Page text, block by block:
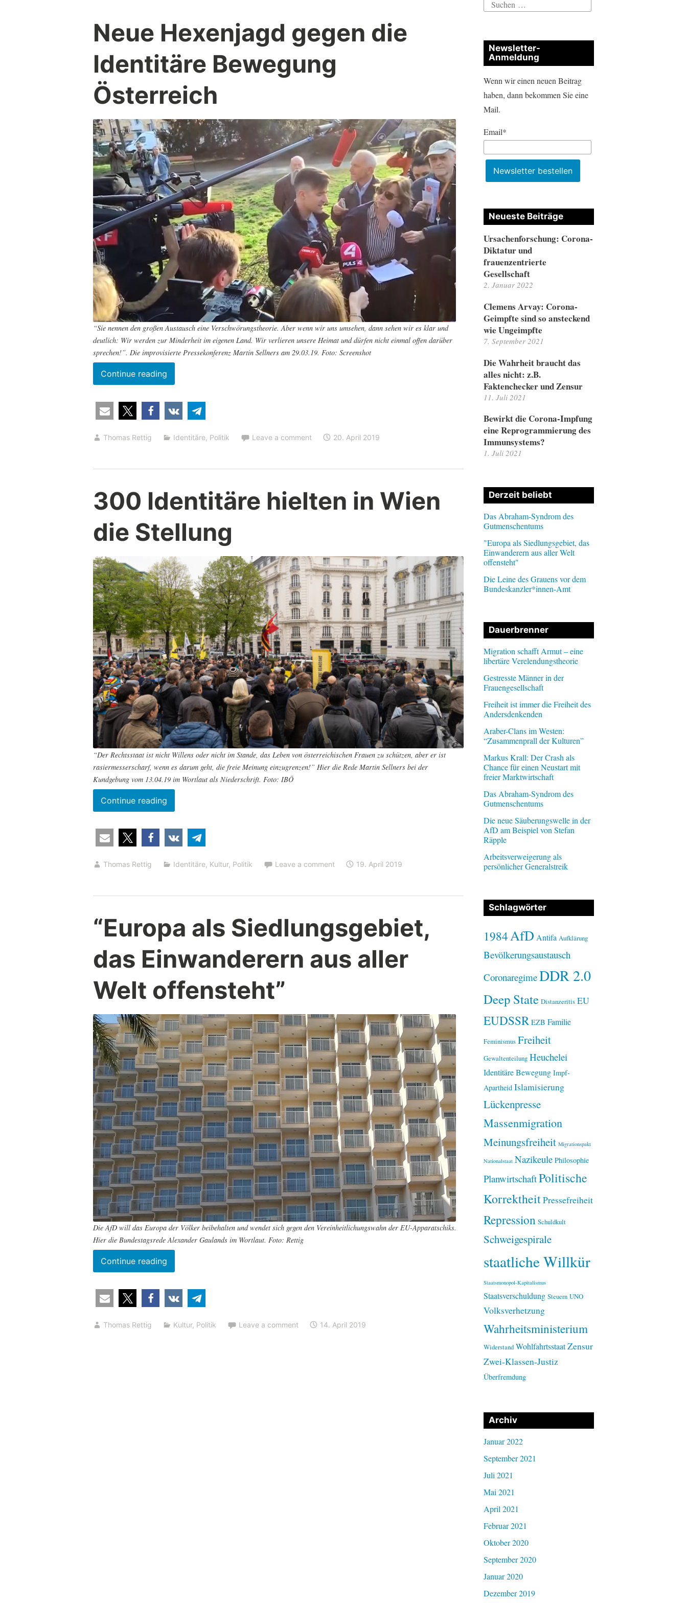
Neue Hexenjagd gegen die
Identitäre Bewegung
Österreich
“Sie nennen den großen Austausch eine Verschwörungstheorie. Aber wenn wir uns umsehen, dann sehen wir es klar und
deutlich: Wir werden zur Minderheit im eigenen Land. Wir verlieren unsere Heimat und dürfen nicht einmal offen darüber
sprechen!”. Die improvisierte Pressekonferenz Martin Sellners am 29.03.19. Foto: Screenshot
Continue reading
Hexenjagd
gegen
die
Bewegung
Thomas Rettig Identitäre, Politik Leave a comment 20. April 2019
300 Identitäre hielten in Wien
die Stellung
“Der Rechtsstaat ist nicht Willens oder nicht im Stande, das Leben von österreichischen Frauen zu schützen, aber er ist
rasiermesserscharf, wenn es darum geht, die freie Meinung einzugrenzen!” Hier die Rede Martin Sellners bei der
Kundgebung vom 13.04.19 im Wortlaut als Niederschrift. Foto: IBÖ
Continue reading
Identitäre
hielten
in
Thomas Rettig Identitäre, Kultur, Politik Leave a comment 19. April 2019
“Europa als Siedlungsgebiet,
das Einwanderern aus aller
Welt offensteht”
Die AfD will das Europa der Völker beibehalten und wendet sich gegen den Vereinheitlichungswahn der EU-Apparatschiks.
Hier die Bundestagsrede Alexander Gaulands im Wortlaut. Foto: Rettig
Continue reading
als
Siedlungsgebiet,
das
Thomas Rettig Kultur, Politik Leave a comment 14. April 2019
Suchen
Newsletter-
Anmeldung
Wenn wir einen neuen Beitrag
haben, dann bekommen Sie eine
Mail.
Email*
Neueste Beiträge
Ursachenforschung: Corona-
Diktatur und
frauenzentrierte
Gesellschaft
2. Januar 2022
Clemens Arvay: Corona-
Geimpfte sind so ansteckend
wie Ungeimpfte
7. September 2021
Die Wahrheit braucht das
alles nicht: z.B.
Faktenchecker und Zensur
11. Juli 2021
Bewirkt die Corona-Impfung
eine Reprogrammierung des
Immunsystems?
1. Juli 2021
Derzeit beliebt
Das Abraham-Syndrom des
Gutmenschentums
"Europa als Siedlungsgebiet, das
Einwanderern aus aller Welt
offensteht"
Die Leine des Grauens vor dem
Bundeskanzler*innen-Amt
Dauerbrenner
Migration schafft Armut – eine
libertäre Verelendungstheorie
Gestresste Männer in der
Frauengesellschaft
Freiheit ist immer die Freiheit des
Andersdenkenden
Araber-Clans im Westen:
“Zusammenprall der Kulturen”
Markus Krall: Der Crash als
Chance für einen Neustart mit
freier Marktwirtschaft
Das Abraham-Syndrom des
Gutmenschentums
Die neue Säuberungswelle in der
AfD am Beispiel von Stefan
Räpple
Arbeitsverweigerung als
persönlicher Generalstreik
Schlagwörter
1984AfD Antifa Aufklärung
Bevölkerungsaustausch
CoronaregimeDDR 2.0
Deep State Distanzeritis EU
EUDSSR EZB Familie
Feminismus Freiheit
Gewaltenteilung Heuchelei
Identitäre Bewegung Impf-
Apartheid Islamisierung
Lückenpresse
Massenmigration
Meinungsfreiheit Migrationspakt
Nationalstaat Nazikeule Philosophie
PlanwirtschaftPolitische
KorrektheitPressefreiheit
Repression Schuldkult
Schweigespirale
staatliche Willkür
Staatsmonopol-Kapitalismus
Staatsverschuldung Steuern UNO
Volksverhetzung
Wahrheitsministerium
Widerstand WohlfahrtsstaatZensur
Zwei-Klassen-Justiz
Überfremdung
Archiv
Januar 2022
September 2021
Juli 2021
Mai 2021
April 2021
Februar 2021
Oktober 2020
September 2020
Januar 2020
Dezember 2019